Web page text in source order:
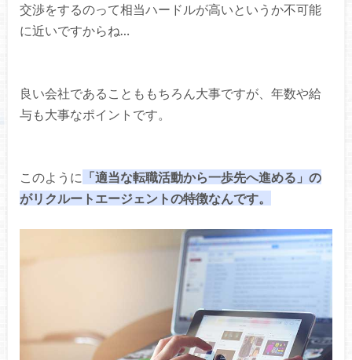
交渉をするのって相当ハードルが高いというか不可能
に近いですからね…
良い会社であることももちろん大事ですが、年数や給
与も大事なポイントです。
このように 「適当な転職活動から一歩先へ進める」の
がリクルートエージェントの特徴なんです。